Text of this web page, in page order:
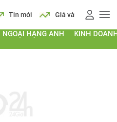
Tin mới Giá vàng Giá xăng
NGOẠI HẠNG ANH KINH